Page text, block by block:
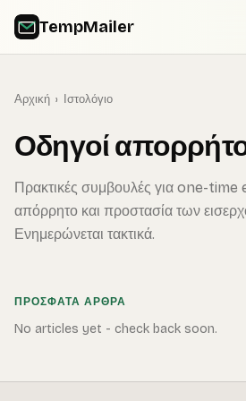
TempMailer
Αρχική › Ιστολόγιο
Οδηγοί
Πρακτικές συμβουλές για one-time
απόρρητο και προστασία των
Ενημερώνεται τακτικά.
ΠΡΌΣΦΑΤΑ ΆΡΘΡΑ
No articles yet - check back soon.